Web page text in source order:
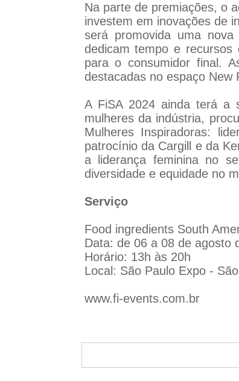
Na parte de premiações, o
investem em inovações de
será promovida uma
dedicam tempo e
para o consumidor final.
destacadas no espaço
A FiSA 2024 ainda terá a
mulheres da indústria,
Mulheres Inspiradoras:
patrocínio da Cargill e da
a liderança feminina no
diversidade e equidade no
Serviço
Food ingredients South
Data: de 06 a 08 de agosto
Horário: 13h às 20h
Local: São Paulo Expo -
www.fi-events.com.br